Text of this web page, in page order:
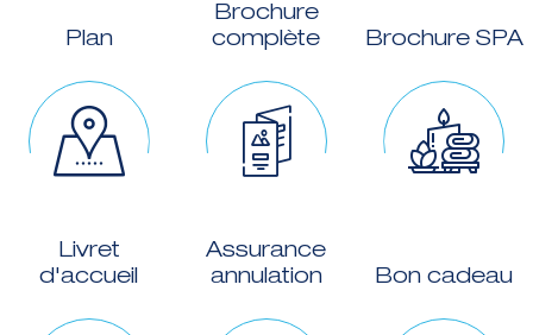
Plan
Brochure
complète
Brochure SPA
Livret
d'accueil
Assurance
annulation
Bon cadeau